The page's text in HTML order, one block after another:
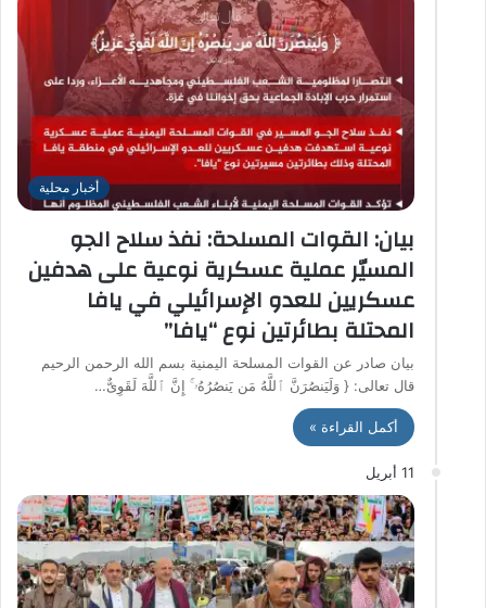
أخبار محلية
بيان: القوات المسلحة: نفذ سلاح الجو
المسيّر عملية عسكرية نوعية على هدفين
عسكريين للعدو الإسرائيلي في يافا
المحتلة بطائرتين نوع “يافا”
بيان صادر عن القوات المسلحة اليمنية بسم الله الرحمن الرحيم
قال تعالى: { وَلَیَنصُرَنَّ ٱللَّهُ مَن یَنصُرُهُۥۤۚ إِنَّ ٱللَّهَ لَقَوِیٌّ…
أكمل القراءة »
11 أبريل